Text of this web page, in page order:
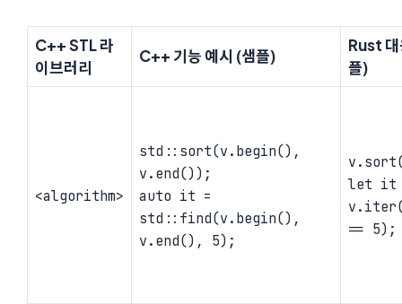
C++ STL 라
이브러리
C++ 기능 예시 (샘플)
Rust 대
플)
<algorithm>
std::sort(v.begin(),
v.end());
auto it =
std::find(v.begin(),
v.end(), 5);
let it
== 5);